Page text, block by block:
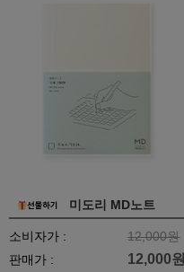
미도리 MD노트
소비자가 :
12,000원
판매가 :
12,000원